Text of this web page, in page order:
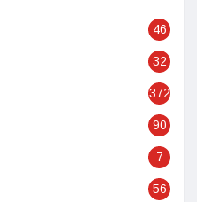
46
32
372
90
7
56